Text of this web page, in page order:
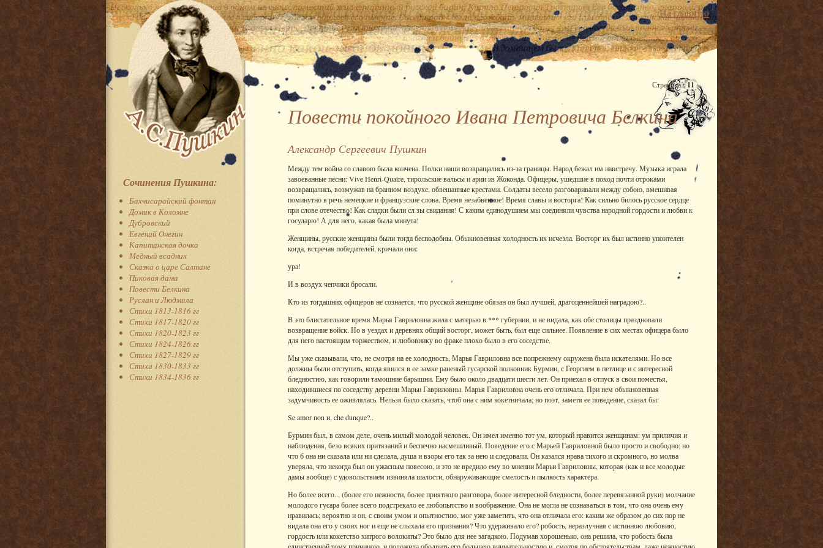
Сочинения Пушкина:
Бахчисарайский фонтан
Домик в Коломне
Дубровский
Евгений Онегин
Капитанская дочка
Медный всадник
Сказка о царе Салтане
Пиковая дама
Повести Белкина
Руслан и Людмила
Стихи 1813-1816 гг
Стихи 1817-1820 гг
Стихи 1820-1823 гг
Стихи 1824-1826 гг
Стихи 1827-1829 гг
Стихи 1830-1833 гг
Стихи 1834-1836 гг
На главную
Страница: 11
Повести покойного Ивана Петровича Белкина
Александр Сергеевич Пушкин
Между тем война со славою была кончена. Полки наши возвращались из-за границы. Народ бежал им навстречу. Музыка играла
завоеванные песни: Vive Henri-Quatre, тирольские вальсы и арии из Жоконда. Офицеры, ушедшие в поход почти отроками
возвращались, возмужав на бранном воздухе, обвешанные крестами. Солдаты весело разговаривали между собою, вмешивая
поминутно в речь немецкие и французские слова. Время незабвенное! Время славы и восторга! Как сильно билось русское сердце
при слове отечество! Как сладки были сл зы свидания! С каким единодушием мы соединяли чувства народной гордости и любви к
государю! А для него, какая была минута!
Женщины, русские женщины были тогда бесподобны. Обыкновенная холодность их исчезла. Восторг их был истинно упоителен
когда, встречая победителей, кричали они:
ура!
И в воздух чепчики бросали.
Кто из тогдашних офицеров не сознается, что русской женщине обязан он был лучшей, драгоценнейшей наградою?..
В это блистательное время Марья Гавриловна жила с матерью в *** губернии, и не видала, как обе столицы праздновали
возвращение войск. Но в уездах и деревнях общий восторг, может быть, был еще сильнее. Появление в сих местах офицера было
для него настоящим торжеством, и любовнику во фраке плохо было в его соседстве.
Мы уже сказывали, что, не смотря на ее холодность, Марья Гавриловна все попрежнему окружена была искателями. Но все
должны были отступить, когда явился в ее замке раненый гусарской полковник Бурмин, с Георгием в петлице и с интересной
бледностию, как говорили тамошние барышни. Ему было около двадцати шести лет. Он приехал в отпуск в свои поместья,
находившиеся по соседству деревни Марьи Гавриловны. Марья Гавриловна очень его отличала. При нем обыкновенная
задумчивость ее оживлялась. Нельзя было сказать, чтоб она с ним кокетничала; но поэт, заметя ее поведение, сказал бы:
Se amor non и, che dunque?..
Бурмин был, в самом деле, очень милый молодой человек. Он имел именно тот ум, который нравится женщинам: ум приличия и
наблюдения, безо всяких притязаний и беспечно насмешливый. Поведение его с Марьей Гавриловной было просто и свободно; но
что б она ни сказала или ни сделала, душа и взоры его так за нею и следовали. Он казался нрава тихого и скромного, но молва
уверяла, что некогда был он ужасным повесою, и это не вредило ему во мнении Марьи Гавриловны, которая (как и все молодые
дамы вообще) с удовольствием извиняла шалости, обнаруживающие смелость и пылкость характера.
Но более всего... (более его нежности, более приятного разговора, более интересной бледности, более перевязанной руки) молчание
молодого гусара более всего подстрекало ее любопытство и воображение. Она не могла не сознаваться в том, что она очень ему
нравилась; вероятно и он, с своим умом и опытностию, мог уже заметить, что она отличала его: каким же образом до сих пор не
видала она его у своих ног и еще не слыхала его признания? Что удерживало его? робость, неразлучная с истинною любовию,
гордость или кокетство хитрого волокиты? Это было для нее загадкою. Подумав хорошенько, она решила, что робость была